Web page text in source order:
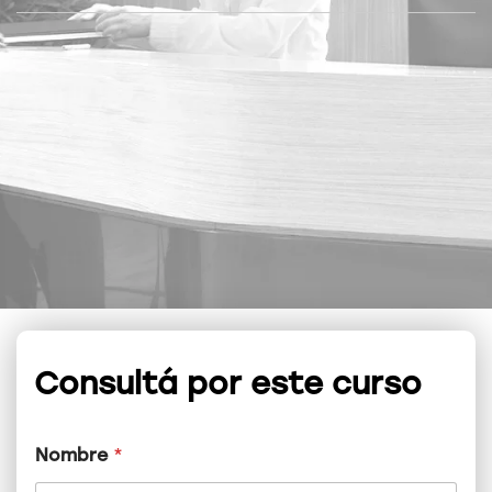
Consultá por este curso
Nombre *